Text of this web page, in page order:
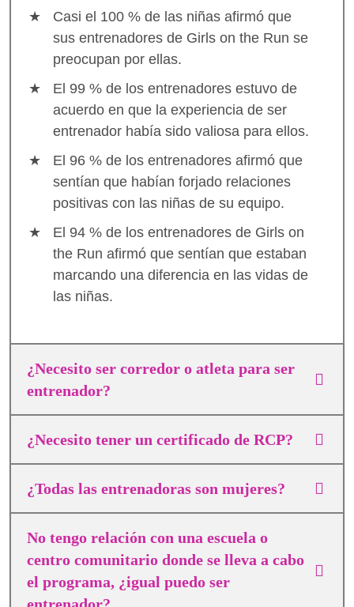
Casi el 100 % de las niñas afirmó que
sus entrenadores de Girls on the Run se
preocupan por ellas.
El 99 % de los entrenadores estuvo de
acuerdo en que la experiencia de ser
entrenador había sido valiosa para ellos.
El 96 % de los entrenadores afirmó que
sentían que habían forjado relaciones
positivas con las niñas de su equipo.
El 94 % de los entrenadores de Girls on
the Run afirmó que sentían que estaban
marcando una diferencia en las vidas de
las niñas.
¿Necesito ser corredor o atleta para ser
entrenador?
¿Necesito tener un certificado de RCP?
¿Todas las entrenadoras son mujeres?
No tengo relación con una escuela o
centro comunitario donde se lleva a cabo
el programa, ¿igual puedo ser